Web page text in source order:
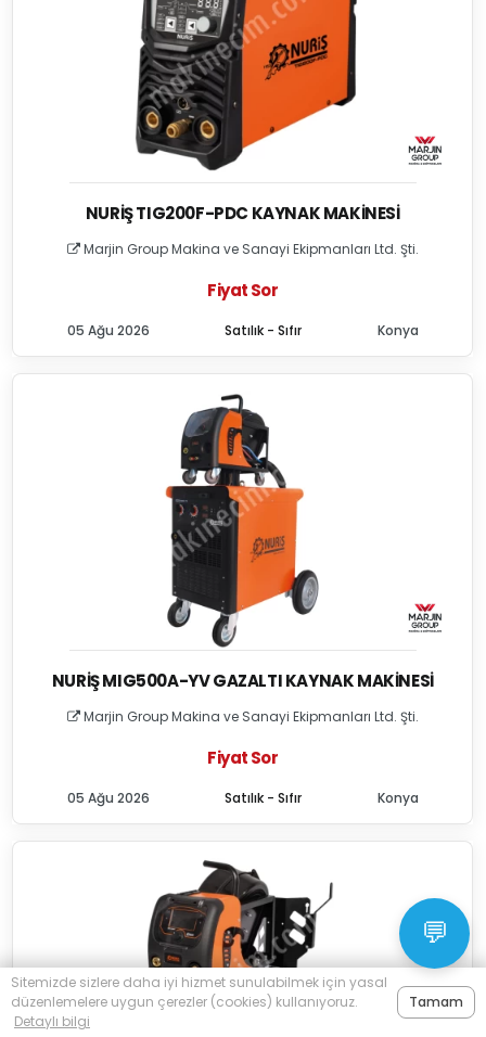
NURIŞ TIG200F-PDC KAYNAK MAKINESI
Marjin Group Makina ve Sanayi Ekipmanları Ltd. Şti.
Fiyat Sor
Satılık - Sıfır
05 Ağu 2026 Konya
NURIŞ MIG500A-YV GAZALTI KAYNAK MAKINESI
Marjin Group Makina ve Sanayi Ekipmanları Ltd. Şti.
Fiyat Sor
Satılık - Sıfır
05 Ağu 2026 Konya
💬
Sitemizde sizlere daha iyi hizmet sunulabilmek için yasal
düzenlemelere uygun çerezler (cookies) kullanıyoruz.
Detaylı bilgi
Tamam